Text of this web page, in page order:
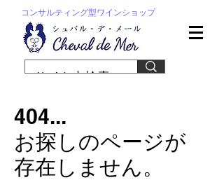
コンサルティング型ワインショップ
404...
お探しのページが
存在しません。